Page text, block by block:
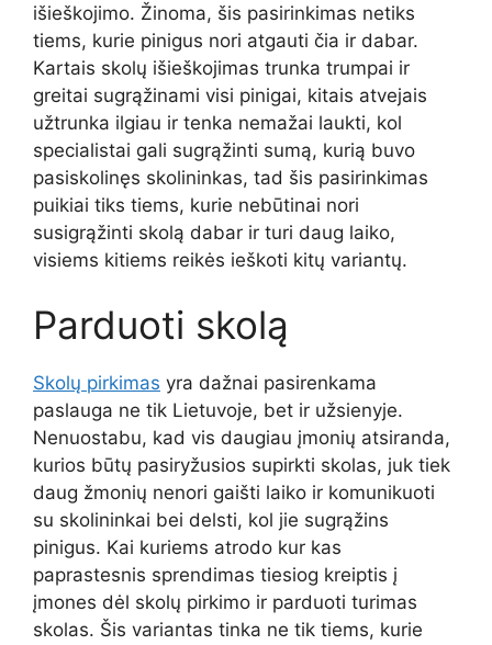
išieškojimo. Žinoma, šis pasirinkimas netiks
tiems, kurie pinigus nori atgauti čia ir dabar.
Kartais skolų išieškojimas trunka trumpai ir
greitai sugrąžinami visi pinigai, kitais atvejais
užtrunka ilgiau ir tenka nemažai laukti, kol
specialistai gali sugrąžinti sumą, kurią buvo
pasiskolinęs skolininkas, tad šis pasirinkimas
puikiai tiks tiems, kurie nebūtinai nori
susigrąžinti skolą dabar ir turi daug laiko,
visiems kitiems reikės ieškoti kitų variantų.
Parduoti skolą
Skolų pirkimas yra dažnai pasirenkama
paslauga ne tik Lietuvoje, bet ir užsienyje.
Nenuostabu, kad vis daugiau įmonių atsiranda,
kurios būtų pasiryžusios supirkti skolas, juk tiek
daug žmonių nenori gaišti laiko ir komunikuoti
su skolininkai bei delsti, kol jie sugrąžins
pinigus. Kai kuriems atrodo kur kas
paprastesnis sprendimas tiesiog kreiptis į
įmones dėl skolų pirkimo ir parduoti turimas
skolas. Šis variantas tinka ne tik tiems, kurie